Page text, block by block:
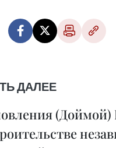
ДАЛЕЕ
(Доймой)